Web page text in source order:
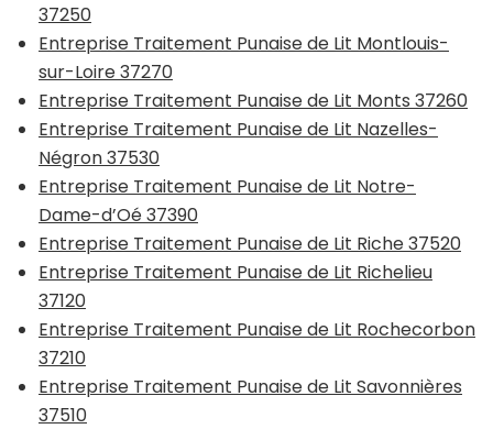
37250
Entreprise Traitement Punaise de Lit Montlouis-
sur-Loire 37270
Entreprise Traitement Punaise de Lit Monts 37260
Entreprise Traitement Punaise de Lit Nazelles-
Négron 37530
Entreprise Traitement Punaise de Lit Notre-
Dame-d’Oé 37390
Entreprise Traitement Punaise de Lit Riche 37520
Entreprise Traitement Punaise de Lit Richelieu
37120
Entreprise Traitement Punaise de Lit Rochecorbon
37210
Entreprise Traitement Punaise de Lit Savonnières
37510